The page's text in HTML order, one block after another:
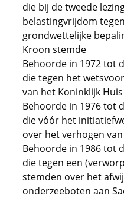
die bij de tweede
belastingvrijdom
grondwettelijke
Kroon stemde
Behoorde in 1972 tot
die tegen het
van het Koninklijk
Behoorde in 1976 tot
die vóór het
over het verhogen
Behoorde in 1986 tot
die tegen een
stemden over het
onderzeeboten aan